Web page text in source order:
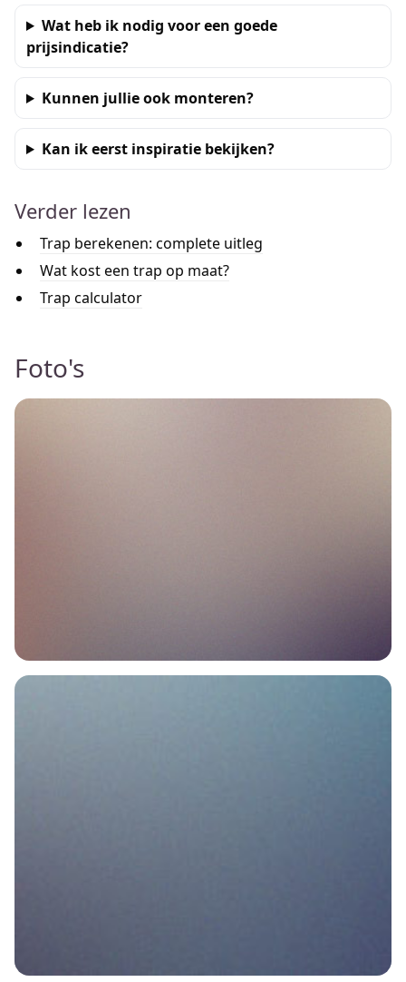
Wat heb ik nodig voor een goede
prijsindicatie?
Kunnen jullie ook monteren?
Kan ik eerst inspiratie bekijken?
Verder lezen
Trap berekenen: complete uitleg
Wat kost een trap op maat?
Trap calculator
Foto's